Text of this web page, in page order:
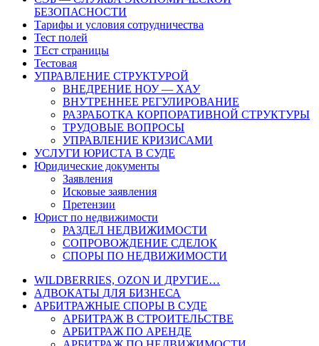
БЕЗОПАСНОСТИ
Тарифы и условия сотрудничества
Тест полей
ТЕст страницы
Тестовая
УПРАВЛЕНИЕ СТРУКТУРОЙ
ВНЕДРЕНИЕ НОУ — ХАУ
ВНУТРЕННЕЕ РЕГУЛИРОВАНИЕ
РАЗРАБОТКА КОРПОРАТИВНОЙ СТРУКТУРЫ
ТРУДОВЫЕ ВОПРОСЫ
УПРАВЛЕНИЕ КРИЗИСАМИ
УСЛУГИ ЮРИСТА В СУДЕ
Юридические документы
Заявления
Исковые заявления
Претензии
Юрист по недвижимости
РАЗДЕЛ НЕДВИЖИМОСТИ
СОПРОВОЖДЕНИЕ СДЕЛОК
СПОРЫ ПО НЕДВИЖИМОСТИ
WILDBERRIES, OZON И ДРУГИЕ…
АДВОКАТЫ ДЛЯ БИЗНЕСА
АРБИТРАЖНЫЕ СПОРЫ В СУДЕ
АРБИТРАЖ В СТРОИТЕЛЬСТВЕ
АРБИТРАЖ ПО АРЕНДЕ